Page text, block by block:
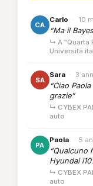
CA
Carlo · 10
“Ma il
↳ A "Quarta
Università
SA
Sara · 3
“Ciao
grazie”
↳ CYBEX
auto
PA
Paola · 5
“Qualcuno
Hyundai
↳ CYBEX
auto